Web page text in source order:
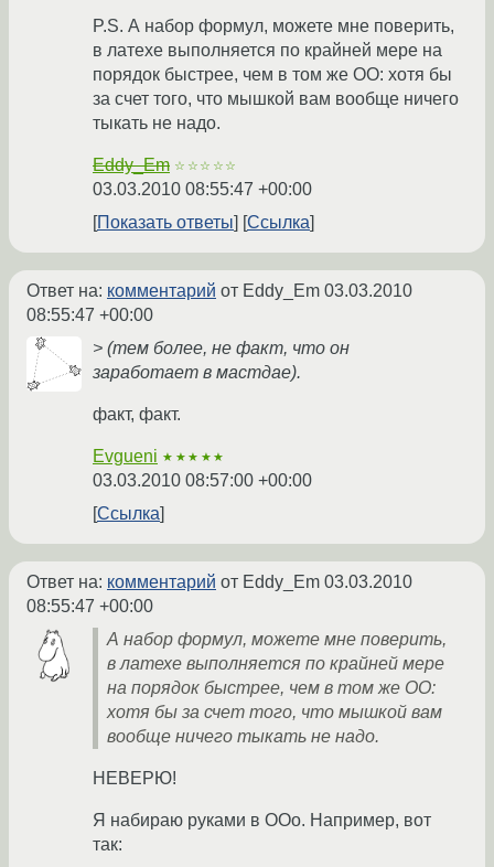
P.S. А набор формул, можете мне поверить,
в латехе выполняется по крайней мере на
порядок быстрее, чем в том же ОО: хотя бы
за счет того, что мышкой вам вообще ничего
тыкать не надо.
Eddy_Em ☆☆☆☆☆
03.03.2010 08:55:47 +00:00
Показать ответы
Ссылка
Ответ на: комментарий от Eddy_Em 03.03.2010
08:55:47 +00:00
> (тем более, не факт, что он
заработает в мастдае).
факт, факт.
Evgueni ★★★★★
03.03.2010 08:57:00 +00:00
Ссылка
Ответ на: комментарий от Eddy_Em 03.03.2010
08:55:47 +00:00
А набор формул, можете мне поверить,
в латехе выполняется по крайней мере
на порядок быстрее, чем в том же ОО:
хотя бы за счет того, что мышкой вам
вообще ничего тыкать не надо.
НЕВЕРЮ!
Я набираю руками в ООо. Например, вот
так: